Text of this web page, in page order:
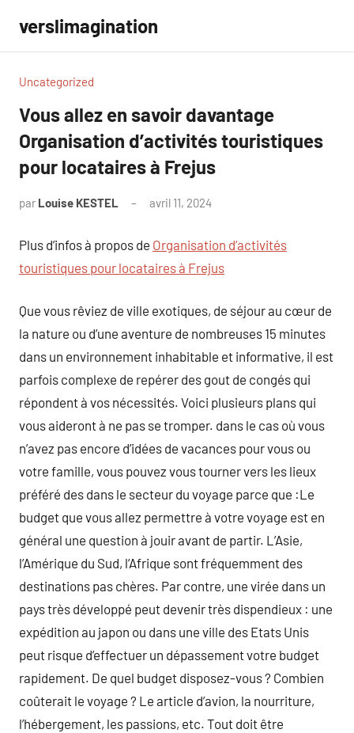
contenu
verslimagination
Uncategorized
Vous allez en savoir davantage
Organisation d’activités touristiques
pour locataires à Frejus
par Louise KESTEL avril 11, 2024
Plus d’infos à propos de Organisation d’activités
touristiques pour locataires à Frejus
Que vous rêviez de ville exotiques, de séjour au cœur de
la nature ou d’une aventure de nombreuses 15 minutes
dans un environnement inhabitable et informative, il est
parfois complexe de repérer des gout de congés qui
répondent à vos nécessités. Voici plusieurs plans qui
vous aideront à ne pas se tromper. dans le cas où vous
n’avez pas encore d’idées de vacances pour vous ou
votre famille, vous pouvez vous tourner vers les lieux
préféré des dans le secteur du voyage parce que :Le
budget que vous allez permettre à votre voyage est en
général une question à jouir avant de partir. L’Asie,
l’Amérique du Sud, l’Afrique sont fréquemment des
destinations pas chères. Par contre, une virée dans un
pays très développé peut devenir très dispendieux : une
expédition au japon ou dans une ville des Etats Unis
peut risque d’effectuer un dépassement votre budget
rapidement. De quel budget disposez-vous ? Combien
coûterait le voyage ? Le article d’avion, la nourriture,
l’hébergement, les passions, etc. Tout doit être